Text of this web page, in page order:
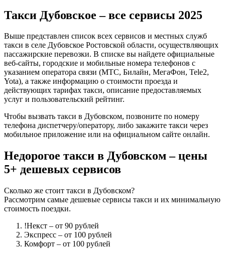
Такси Дубовское – все сервисы 2025
Выше представлен список всех сервисов и местных служб
такси в селе Дубовское Ростовской области, осуществляющих
пассажирские перевозки. В списке вы найдете официальные
веб-сайты, городские и мобильные номера телефонов с
указанием оператора связи (МТС, Билайн, МегаФон, Tele2,
Yota), а также информацию о стоимости проезда и
действующих тарифах такси, описание предоставляемых
услуг и пользовательский рейтинг.
Чтобы вызвать такси в Дубовском, позвоните по номеру
телефона диспетчеру/оператору, либо закажите такси через
мобильное приложение или на официальном сайте онлайн.
Недорогое такси в Дубовском – цены
5+ дешевых сервисов
Сколько же стоит такси в Дубовском?
Рассмотрим самые дешевые сервисы такси и их минимальную
стоимость поездки.
!Некст – от 90 рублей
Экспресс – от 100 рублей
Комфорт – от 100 рублей